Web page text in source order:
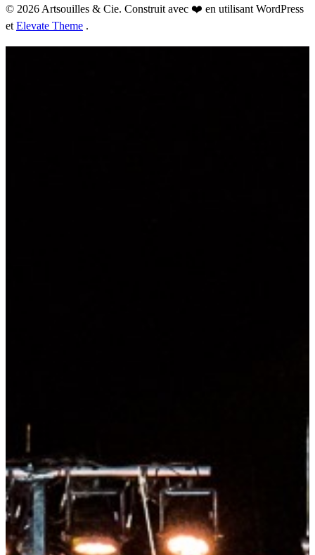
© 2026 Artsouilles & Cie. Construit avec ❤️ en utilisant WordPress
et Elevate Theme .